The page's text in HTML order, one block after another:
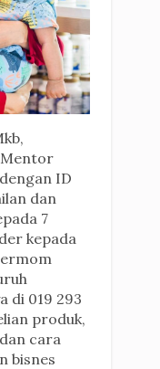
ID
dan
7
kepada
di 019 293
produk,
cara
bisnes